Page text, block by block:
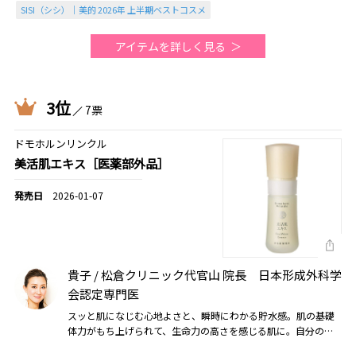
SISI（シシ）｜美的 2026年 上半期ベストコスメ
アイテムを詳しく見る
3位 7票
ドモホルンリンクル
美活肌エキス［医薬部外品］
2026-01-07
貴子 / 松倉クリニック代官山 院長 日本形成外科学
会認定専門医
スッと肌になじむ心地よさと、瞬時にわかる貯水感。肌の基礎
体力がもち上げられて、生命力の高さを感じる肌に。自分の肌